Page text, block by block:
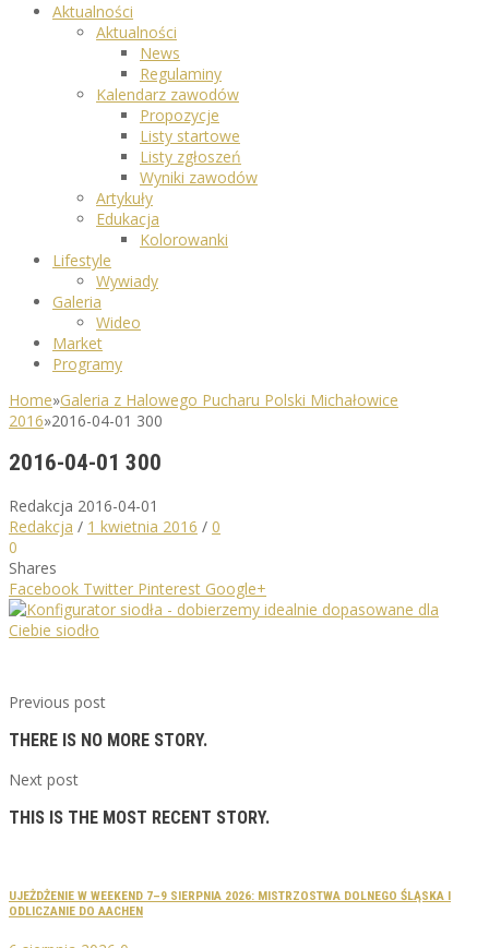
Aktualności
Aktualności
News
Regulaminy
Kalendarz zawodów
Propozycje
Listy startowe
Listy zgłoszeń
Wyniki zawodów
Artykuły
Edukacja
Kolorowanki
Lifestyle
Wywiady
Galeria
Wideo
Market
Programy
Home»Galeria z Halowego Pucharu Polski Michałowice
2016»2016-04-01 300
2016-04-01 300
Redakcja 2016-04-01
Redakcja / 1 kwietnia 2016 / 0
0
Shares
Facebook Twitter Pinterest Google+
Previous post
THERE IS NO MORE STORY.
Next post
THIS IS THE MOST RECENT STORY.
UJEŻDŻENIE W WEEKEND 7–9 SIERPNIA 2026: MISTRZOSTWA DOLNEGO ŚLĄSKA I
ODLICZANIE DO AACHEN